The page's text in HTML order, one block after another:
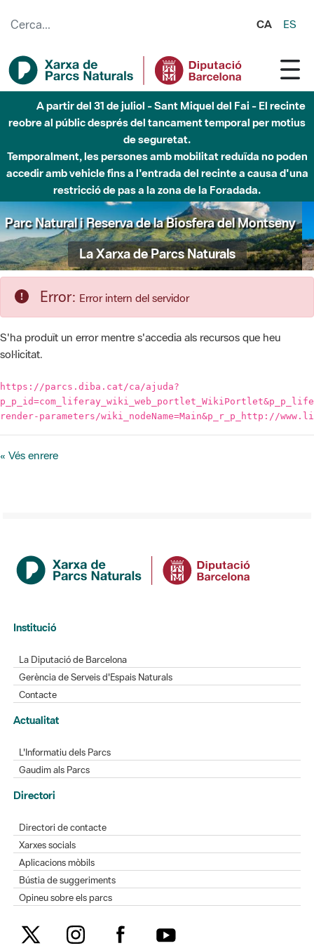
CA ES
Fins al desembre de 2026 - Parc Fluvial Besòs -
Afectacions a la llera del Parc Fluvial del Besòs degut a
obres de construcció d'una passera sobre el riu
Parc Natural de Sant Llorenç del Munt i l'Obac
La Xarxa de Parcs Naturals
Error: Error intern del servidor
S'ha produït un error mentre s'accedia als recursos que heu
sol·licitat.
https://parcs.diba.cat/ca/ajuda?
« Vés enrere
Institució
Gerència de Serveis d'Espais Naturals
Actualitat
L'Informatiu dels Parcs
Gaudim als Parcs
Directori de contacte
Xarxes socials
Bústia de suggeriments
Opineu sobre els parcs